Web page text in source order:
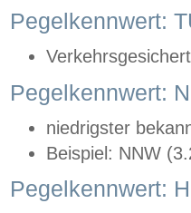
Pegelkennwert:
Pegelkennwert:
niedrigster
Beispiel: NNW
Pegelkennwert: